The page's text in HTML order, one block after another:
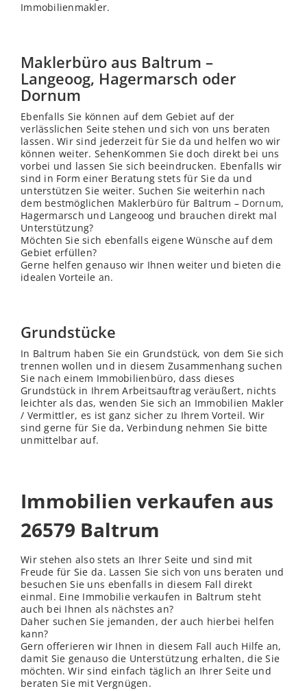
Immobilienmakler.
Maklerbüro aus Baltrum –
Langeoog, Hagermarsch oder
Dornum
Ebenfalls Sie können auf dem Gebiet auf der
verlässlichen Seite stehen und sich von uns beraten
lassen. Wir sind jederzeit für Sie da und helfen wo wir
können weiter. SehenKommen Sie doch direkt bei uns
vorbei und lassen Sie sich beeindrucken. Ebenfalls wir
sind in Form einer Beratung stets für Sie da und
unterstützen Sie weiter. Suchen Sie weiterhin nach
dem bestmöglichen Maklerbüro für Baltrum – Dornum,
Hagermarsch und Langeoog und brauchen direkt mal
Unterstützung?
Möchten Sie sich ebenfalls eigene Wünsche auf dem
Gebiet erfüllen?
Gerne helfen genauso wir Ihnen weiter und bieten die
idealen Vorteile an.
Grundstücke
In Baltrum haben Sie ein Grundstück, von dem Sie sich
trennen wollen und in diesem Zusammenhang suchen
Sie nach einem Immobilienbüro, dass dieses
Grundstück in Ihrem Arbeitsauftrag veräußert, nichts
leichter als das, wenden Sie sich an Immobilien Makler
/ Vermittler, es ist ganz sicher zu Ihrem Vorteil. Wir
sind gerne für Sie da, Verbindung nehmen Sie bitte
unmittelbar auf.
Immobilien verkaufen aus
26579 Baltrum
Wir stehen also stets an Ihrer Seite und sind mit
Freude für Sie da. Lassen Sie sich von uns beraten und
besuchen Sie uns ebenfalls in diesem Fall direkt
einmal. Eine Immobilie verkaufen in Baltrum steht
auch bei Ihnen als nächstes an?
Daher suchen Sie jemanden, der auch hierbei helfen
kann?
Gern offerieren wir Ihnen in diesem Fall auch Hilfe an,
damit Sie genauso die Unterstützung erhalten, die Sie
möchten. Wir sind einfach täglich an Ihrer Seite und
beraten Sie mit Vergnügen.